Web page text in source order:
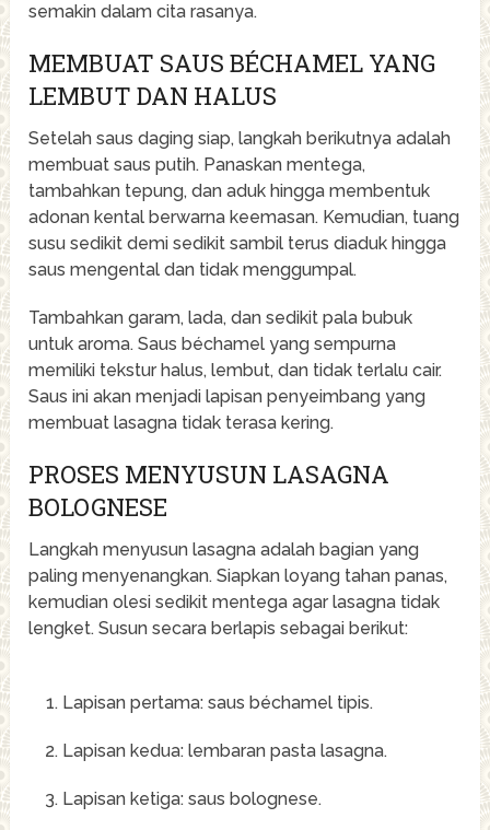
semakin dalam cita rasanya.
MEMBUAT SAUS BÉCHAMEL YANG
LEMBUT DAN HALUS
Setelah saus daging siap, langkah berikutnya adalah
membuat saus putih. Panaskan mentega,
tambahkan tepung, dan aduk hingga membentuk
adonan kental berwarna keemasan. Kemudian, tuang
susu sedikit demi sedikit sambil terus diaduk hingga
saus mengental dan tidak menggumpal.
Tambahkan garam, lada, dan sedikit pala bubuk
untuk aroma. Saus béchamel yang sempurna
memiliki tekstur halus, lembut, dan tidak terlalu cair.
Saus ini akan menjadi lapisan penyeimbang yang
membuat lasagna tidak terasa kering.
PROSES MENYUSUN LASAGNA
BOLOGNESE
Langkah menyusun lasagna adalah bagian yang
paling menyenangkan. Siapkan loyang tahan panas,
kemudian olesi sedikit mentega agar lasagna tidak
lengket. Susun secara berlapis sebagai berikut:
Lapisan pertama: saus béchamel tipis.
Lapisan kedua: lembaran pasta lasagna.
Lapisan ketiga: saus bolognese.